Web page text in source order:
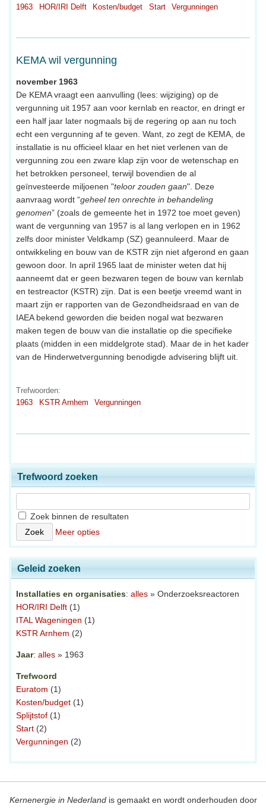
1963
HOR/IRI Delft Kosten/budget Start Vergunningen
KEMA wil vergunning
november 1963
De KEMA vraagt een aanvulling (lees: wijziging) op de
vergunning uit 1957 aan voor kernlab en reactor, en dringt er
een half jaar later nogmaals bij de regering op aan nu toch
echt een vergunning af te geven. Want, zo zegt de KEMA, de
installatie is nu officieel klaar en het niet verlenen van de
vergunning zou een zware klap zijn voor de wetenschap en
het betrokken personeel, terwijl bovendien de al
geïnvesteerde miljoenen "teloor zouden gaan". Deze
aanvraag wordt “geheel ten onrechte in behandeling
genomen” (zoals de gemeente het in 1972 toe moet geven)
want de vergunning van 1957 is al lang verlopen en in 1962
zelfs door minister Veldkamp (SZ) geannuleerd. Maar de
ontwikkeling en bouw van de KSTR zijn niet afgerond en gaan
gewoon door. In april 1965 laat de minister weten dat hij
aanneemt dat er geen bezwaren tegen de bouw van kernlab
en testreactor (KSTR) zijn. Dat is een beetje vreemd want in
maart zijn er rapporten van de Gezondheidsraad en van de
IAEA bekend geworden die beiden nogal wat bezwaren
maken tegen de bouw van die installatie op die specifieke
plaats (midden in een middelgrote stad). Maar de in het kader
van de Hinderwetvergunning benodigde advisering blijft uit.
Trefwoorden:
1963
KSTR Arnhem Vergunningen
Trefwoord zoeken
Zoek binnen de resultaten
Meer opties
Geleid zoeken
Installaties en organisaties: alles » Onderzoeksreactoren
HOR/IRI Delft (1)
ITAL Wageningen (1)
KSTR Arnhem (2)
Jaar: alles » 1963
Trefwoord
Euratom (1)
Kosten/budget (1)
Splijtstof (1)
Start (2)
Vergunningen (2)
Kernenergie in Nederlandis gemaakt en wordt onderhouden door